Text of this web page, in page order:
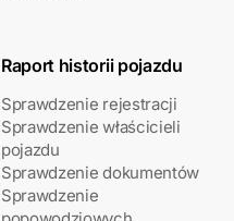
Raport historii pojazdu
Sprawdzenie rejestracji
Sprawdzenie właścicieli
pojazdu
Sprawdzenie dokumentów
Sprawdzenie